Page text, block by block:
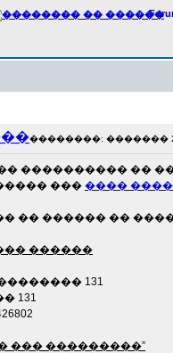
��������: ������� 20
���������� ��
��� ����
�� ������ ��
������
131
131
��� ���������”